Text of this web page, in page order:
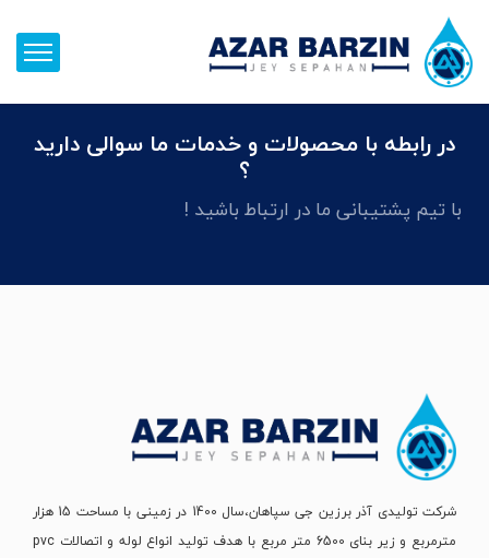
در رابطه با محصولات و خدمات ما سوالی دارید
؟
با تیم پشتیبانی ما در ارتباط باشید !
شرکت تولیدی آذر برزین جی سپاهان،سال 1400 در زمینی با مساحت 15 هزار
مترمربع و زیر بنای 6500 متر مربع با هدف تولید انواع لوله و اتصالات pvc